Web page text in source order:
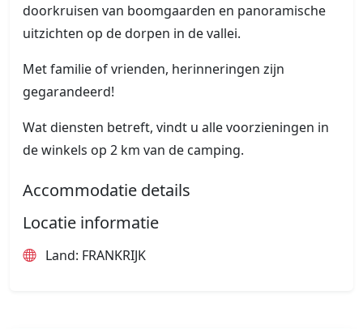
doorkruisen van boomgaarden en panoramische
uitzichten op de dorpen in de vallei.
Met familie of vrienden, herinneringen zijn
gegarandeerd!
Wat diensten betreft, vindt u alle voorzieningen in
de winkels op 2 km van de camping.
Accommodatie details
Locatie informatie
Land: FRANKRIJK